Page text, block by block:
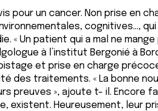
pour un cancer. Non prise en
cognitives…,
Un patient qui a mal ne
à l’institut Bergonié à
et prise en charge
des traitements. « La bonne
preuves », ajoute t- il. Encore
Heureusement, leur